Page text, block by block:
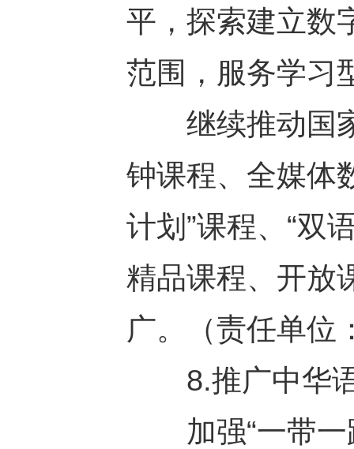
平，探索建立数
范围，服务学习
继续推动国家
钟课程、全媒体
计划”课程、“双
精品课程、开放
广。（责任单位
8.推广中华语
加强“一带一